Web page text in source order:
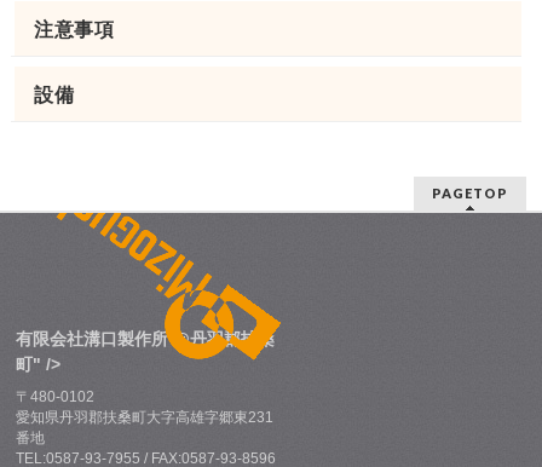
注意事項
設備
PAGETOP
有限会社溝口製作所 @丹羽郡扶桑
町" />
〒480-0102
愛知県丹羽郡扶桑町大字高雄字郷東231
番地
TEL:0587-93-7955 / FAX:0587-93-8596